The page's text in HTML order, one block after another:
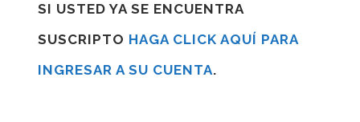
SI USTED YA SE ENCUENTRA
SUSCRIPTO HAGA CLICK AQUÍ PARA
INGRESAR A SU CUENTA.